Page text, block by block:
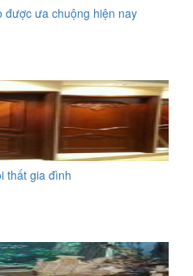
được ưa chuộng hiện nay
thất gia đình